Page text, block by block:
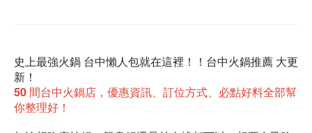
史上最強火鍋 台中懶人包就在這裡！！台中火鍋推薦 大更
新！
50 間台中火鍋店，優惠資訊、訂位方式、必點好料全部幫
你整理好！